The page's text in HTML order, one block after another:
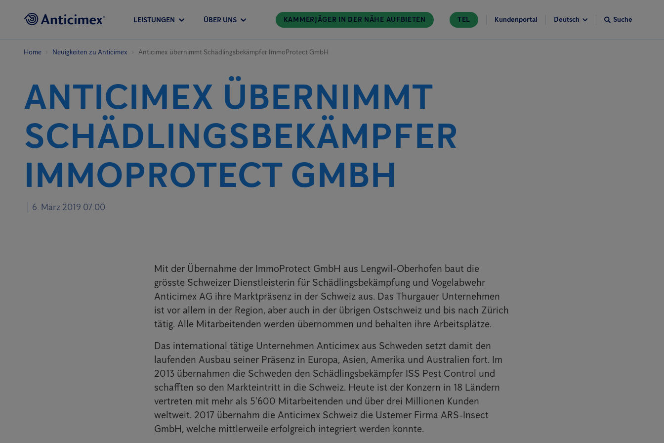
LEISTUNGEN ÜBER UNS KAMMERJÄGER IN DER NÄHE AUFBIETEN TEL Kundenportal Suche
Home Neuigkeiten zu Anticimex Anticimex übernimmt Schädlingsbekämpfer ImmoProtect GmbH
ANTICIMEX ÜBERNIMMT
SCHÄDLINGSBEKÄMPFER
IMMOPROTECT GMBH
6. März 2019 07:00
Mit der Übernahme der ImmoProtect GmbH aus Lengwil-Oberhofen baut die
grösste Schweizer Dienstleisterin für Schädlingsbekämpfung und Vogelabwehr
Anticimex AG ihre Marktpräsenz in der Schweiz aus. Das Thurgauer Unternehmen
ist vor allem in der Region, aber auch in der übrigen Ostschweiz und bis nach Zürich
tätig. Alle Mitarbeitenden werden übernommen und behalten ihre Arbeitsplätze.
Das international tätige Unternehmen Anticimex aus Schweden setzt damit den
laufenden Ausbau seiner Präsenz in Europa, Asien, Amerika und Australien fort. Im
2013 übernahmen die Schweden den Schädlingsbekämpfer ISS Pest Control und
schafften so den Markteintritt in die Schweiz. Heute ist der Konzern in 18 Ländern
vertreten mit mehr als 5'600 Mitarbeitenden und über drei Millionen Kunden
weltweit. 2017 übernahm die Anticimex Schweiz die Ustemer Firma ARS-Insect
GmbH, welche mittlerweile erfolgreich integriert werden konnte.